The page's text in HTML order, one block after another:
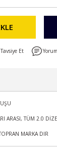
Tavsiye Et
ARASI, TÜM 2.0
MARKA DIR